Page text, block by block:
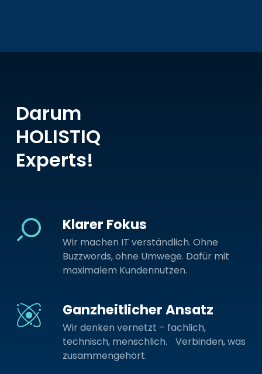
Darum
HOLISTIQ
Experts!
Klarer Fokus
Wir machen IT verständlich. Ohne
Buzzwords, ohne Umwege. Dafür mit
maximalem Kundennutzen.
Ganzheitlicher Ansatz
Wir denken vernetzt – fachlich,
technisch, menschlich. Verbinden, was
zusammengehört.